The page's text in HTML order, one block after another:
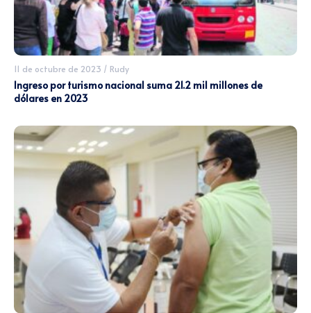
11 de octubre de 2023 / Rudy
Ingreso por turismo nacional suma 21.2 mil millones de
dólares en 2023